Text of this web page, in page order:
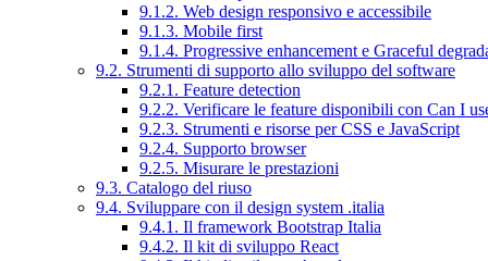
9.1.2. Web design responsivo e accessibile
9.1.3. Mobile first
9.1.4. Progressive enhancement e Graceful
9.2. Strumenti di supporto allo sviluppo del software
9.2.1. Feature detection
9.2.2. Verificare le feature disponibili con Can I
9.2.3. Strumenti e risorse per CSS e JavaScript
9.2.4. Supporto browser
9.2.5. Misurare le prestazioni
9.3. Catalogo del riuso
9.4. Sviluppare con il design system .italia
9.4.1. Il framework Bootstrap Italia
9.4.2. Il kit di sviluppo React